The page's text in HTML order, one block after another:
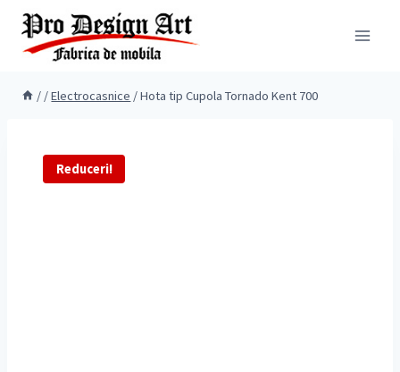
Skip
content
/ /Electrocasnice /Hota tip Cupola Tornado Kent 700
Reduceri!